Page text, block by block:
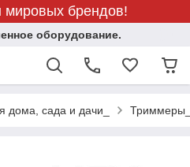
брендов!
оборудование.
дома, сада и дачи_